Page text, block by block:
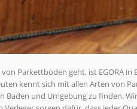
Parkettböden geht, ist EGORA
kennt sich mit allen Arten von
und Umgebung zu finden.